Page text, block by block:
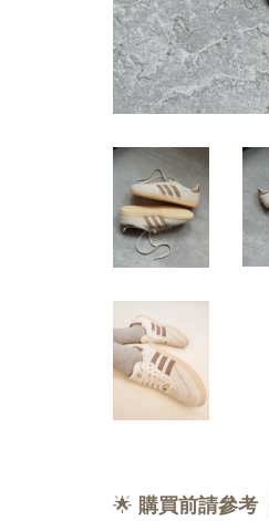
🌟 購買前請參考